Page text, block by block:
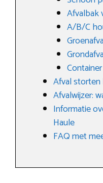
Afvalbak
A/B/C
Afval storten
Afvalwijzer:
Informatie
Haule
FAQ met